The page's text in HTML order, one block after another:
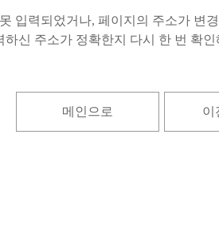
입력되었거나, 페이지의 주소가 변
하신 주소가 정확한지 다시 한 번 확
메인으로 이